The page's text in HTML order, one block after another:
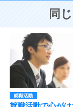
同
就職活動